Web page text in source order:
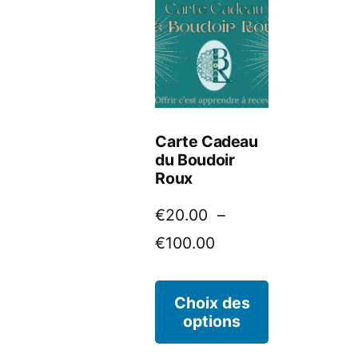
Carte Cadeau
du Boudoir
Roux
€20.00 –
€100.00
prix :
€20.00
Choix des
options